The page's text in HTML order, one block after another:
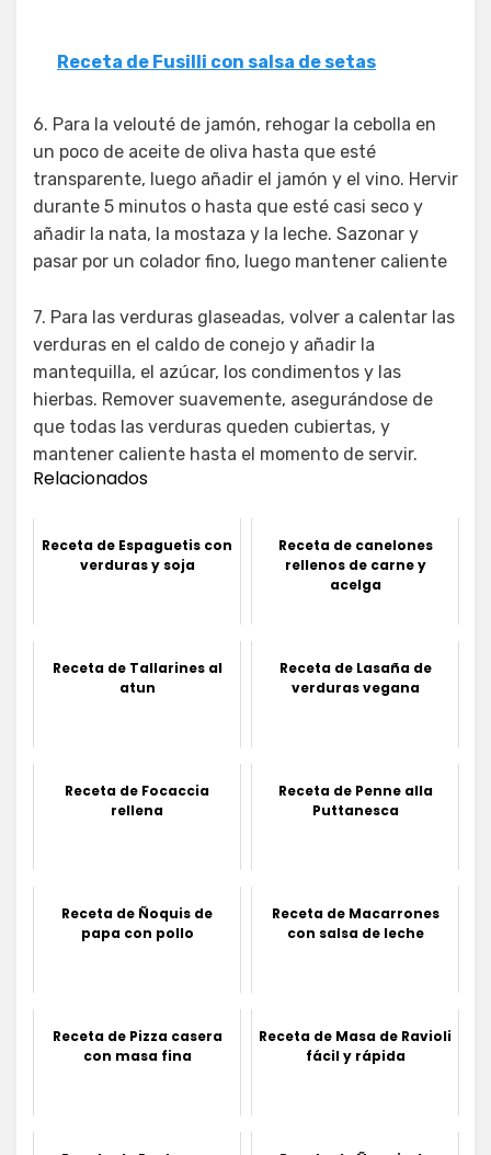
Receta de Fusilli con salsa de setas
6. Para la velouté de jamón, rehogar la cebolla en
un poco de aceite de oliva hasta que esté
transparente, luego añadir el jamón y el vino. Hervir
durante 5 minutos o hasta que esté casi seco y
añadir la nata, la mostaza y la leche. Sazonar y
pasar por un colador fino, luego mantener caliente
7. Para las verduras glaseadas, volver a calentar las
verduras en el caldo de conejo y añadir la
mantequilla, el azúcar, los condimentos y las
hierbas. Remover suavemente, asegurándose de
que todas las verduras queden cubiertas, y
mantener caliente hasta el momento de servir.
Relacionados
Receta de Espaguetis con
verduras y soja
Receta de canelones
rellenos de carne y
acelga
Receta de Tallarines al
atun
Receta de Lasaña de
verduras vegana
Receta de Focaccia
rellena
Receta de Penne alla
Puttanesca
Receta de Ñoquis de
papa con pollo
Receta de Macarrones
con salsa de leche
Receta de Pizza casera
con masa fina
Receta de Masa de Ravioli
fácil y rápida